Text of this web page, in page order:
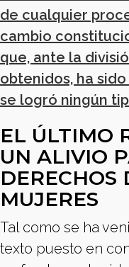
de cualquier
cambio
que, ante la
obtenidos, ha
se logró ningún
EL ÚLTIMO
UN ALIVIO
DERECHOS
MUJERES
Tal como se ha
texto puesto en